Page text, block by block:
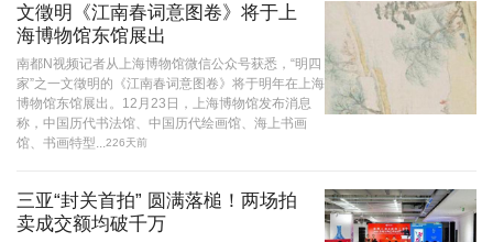
文徵明《江南春词意图卷》将于上
海博物馆东馆展出
南都N视频记者从上海博物馆微信公众号获悉，“明四
家”之一文徵明的《江南春词意图卷》将于明年在上海
博物馆东馆展出。12月23日，上海博物馆发布消息
称，中国历代书法馆、中国历代绘画馆、海上书画
馆、书画特型...
226天前
三亚“封关首拍” 圆满落槌！两场拍
卖成交额均破千万